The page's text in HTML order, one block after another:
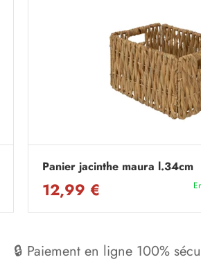
Panier jacinthe maura l.34cm
12,99 €
🔒 Paiement en ligne 100%